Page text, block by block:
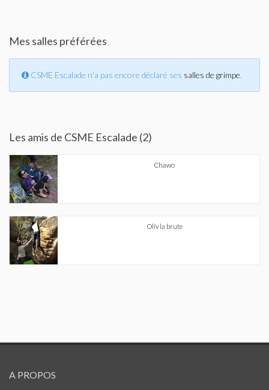
Mes salles préférées
CSME Escalade n'a pas encore déclaré ses salles de grimpe.
Les amis de CSME Escalade (2)
Chawo
Oliv la brute
A PROPOS